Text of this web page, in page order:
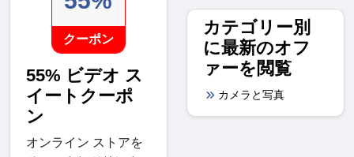
クーポン
55% ビデオ ス
イートクーポ
ン
オンライン ストアを
カテゴリー別
に最新のオフ
ァーを閲覧
カメラと写真